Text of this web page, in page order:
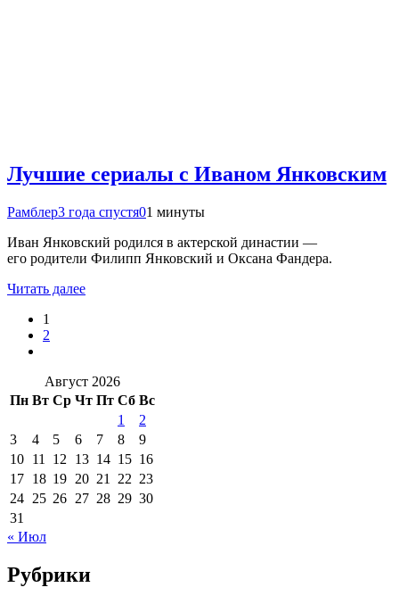
Лучшие сериалы с Иваном Янковским
Рамблер3 года спустя01 минуты
Иван Янковский родился в актерской династии —
его родители Филипп Янковский и Оксана Фандера.
Читать далее
1
2
Август 2026
Пн Вт Ср Чт Пт Сб Вс
1
2
3
4 5 6 7 8
9
10 11 12 13 14 15 16
17 18 19 20 21 22 23
24 25 26 27 28 29 30
31
« Июл
Рубрики